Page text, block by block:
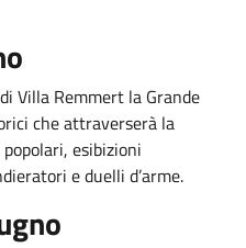
Villa Remmert la Grande
che attraverserà la
esibizioni
e duelli d’arme.